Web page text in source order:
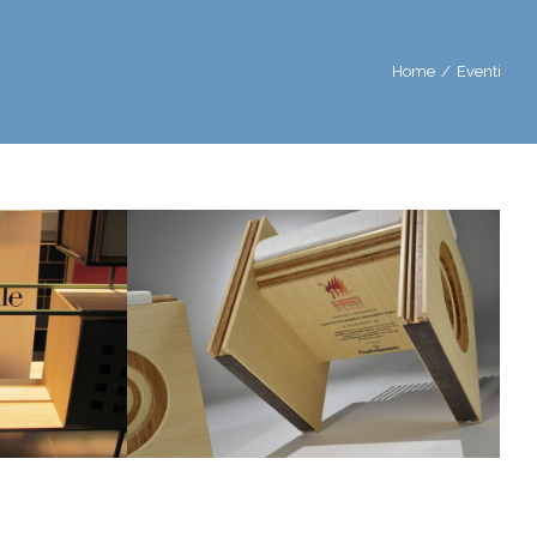
Home / Eventi